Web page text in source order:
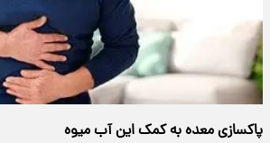
پاکسازی معده به کمک این آب میوه